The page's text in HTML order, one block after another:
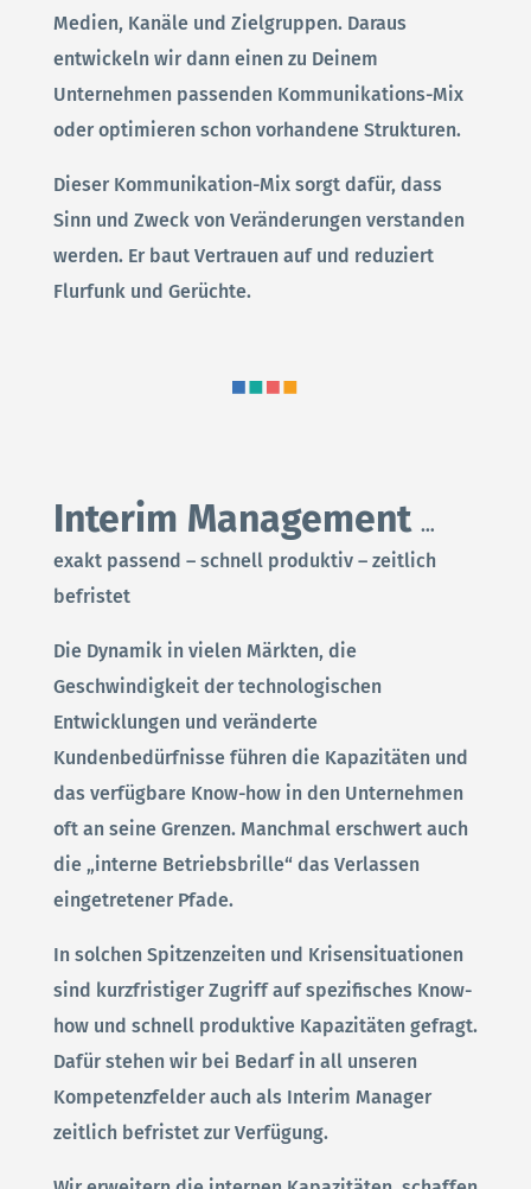
Medien, Kanäle und Zielgruppen. Daraus
entwickeln wir dann einen zu Deinem
Unternehmen passenden Kommunikations-Mix
oder optimieren schon vorhandene Strukturen.
Dieser Kommunikation-Mix sorgt dafür, dass
Sinn und Zweck von Veränderungen verstanden
werden. Er baut Vertrauen auf und reduziert
Flurfunk und Gerüchte.
Interim Management …
exakt passend – schnell produktiv – zeitlich
befristet
Die Dynamik in vielen Märkten, die
Geschwindigkeit der technologischen
Entwicklungen und veränderte
Kundenbedürfnisse führen die Kapazitäten und
das verfügbare Know-how in den Unternehmen
oft an seine Grenzen. Manchmal erschwert auch
die „interne Betriebsbrille“ das Verlassen
eingetretener Pfade.
In solchen Spitzenzeiten und Krisensituationen
sind kurzfristiger Zugriff auf spezifisches Know-
how und schnell produktive Kapazitäten gefragt.
Dafür stehen wir bei Bedarf in all unseren
Kompetenzfelder auch als Interim Manager
zeitlich befristet zur Verfügung.